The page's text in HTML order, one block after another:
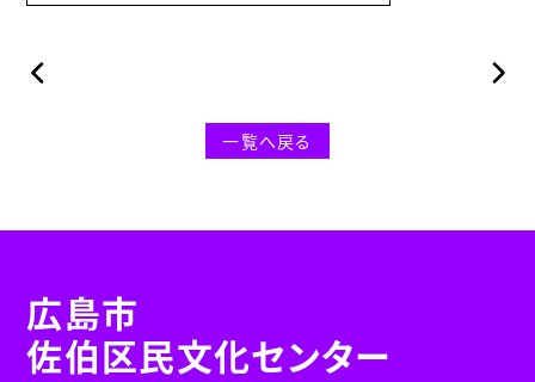
一覧へ戻る
広島市
佐伯区民文化センター